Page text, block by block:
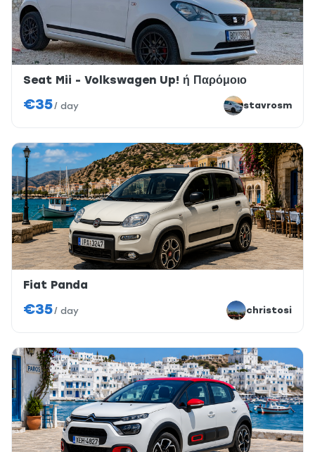
Seat Mii - Volkswagen Up! ή Παρόμοιο
€35/ day stavrosm
Fiat Panda
€35/ day christosi